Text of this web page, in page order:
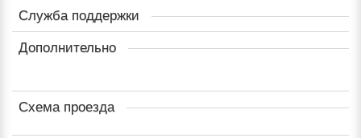
Служба поддержки
Дополнительно
Схема проезда